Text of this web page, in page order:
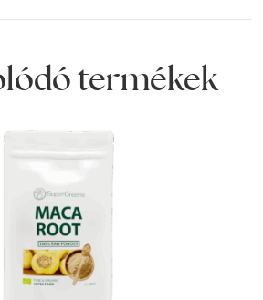
termékek